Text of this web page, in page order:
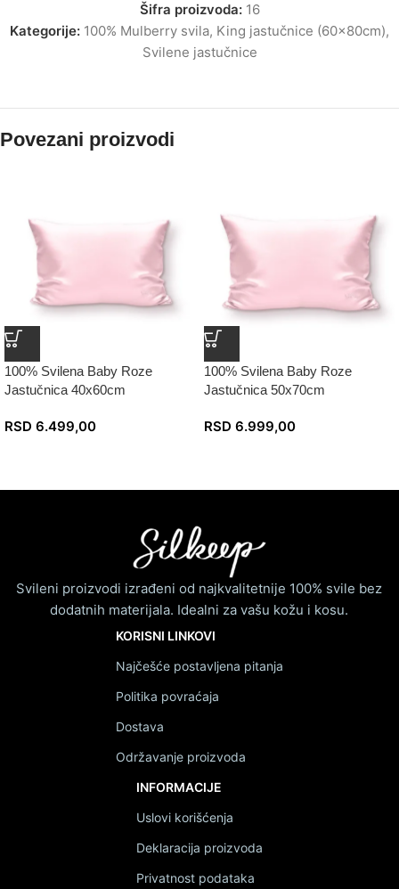
Šifra proizvoda: 16
Kategorije: 100% Mulberry svila, King jastučnice (60x80cm),
Svilene jastučnice
Povezani proizvodi
100% Svilena Baby Roze
Jastučnica 40x60cm
RSD 6.499,00
100% Svilena Baby Roze
Jastučnica 50x70cm
RSD 6.999,00
Svileni proizvodi izrađeni od najkvalitetnije 100% svile bez
dodatnih materijala. Idealni za vašu kožu i kosu.
KORISNI LINKOVI
Najčešće postavljena pitanja
Politika povraćaja
Dostava
Održavanje proizvoda
INFORMACIJE
Uslovi korišćenja
Deklaracija proizvoda
Privatnost podataka